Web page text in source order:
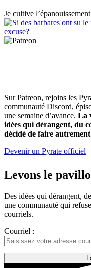
Je cultive
Sur Patreon, rejoins les
communauté Discord,
une semaine d’avance. La
idées qui dérangent, du
décidé de faire
Devenir un Pyrate officiel
Levons le
Des idées qui dérangent,
une communauté qui
courriels.
Courriel :